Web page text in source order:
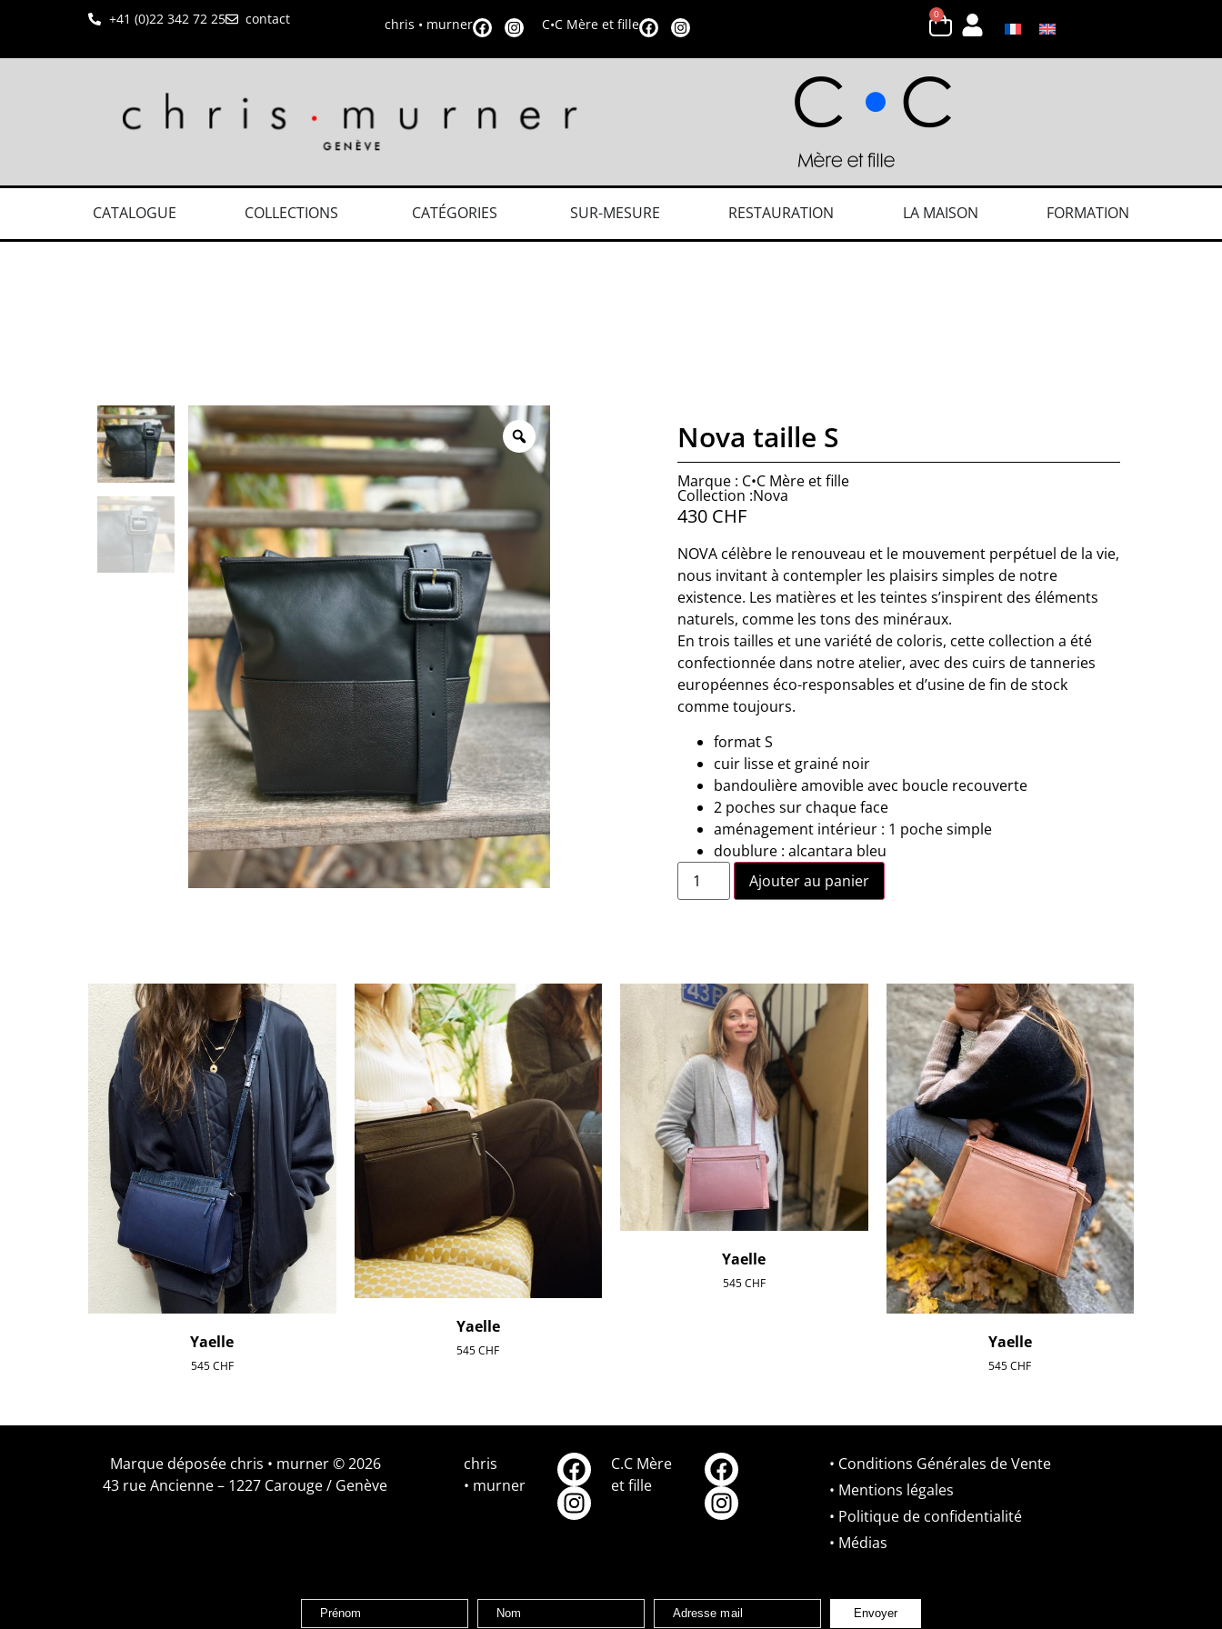
+41 (0)22 342 72 25 contact chris • murner C•C Mère et fille
0
CATALOGUE COLLECTIONS CATÉGORIES SUR-MESURE RESTAURATION LA MAISON FORMATION
Nova taille S
Marque : C•C Mère et fille
Collection :Nova
430 CHF
NOVA célèbre le renouveau et le mouvement perpétuel de la vie,
nous invitant à contempler les plaisirs simples de notre
existence. Les matières et les teintes s’inspirent des éléments
naturels, comme les tons des minéraux.
En trois tailles et une variété de coloris, cette collection a été
confectionnée dans notre atelier, avec des cuirs de tanneries
européennes éco-responsables et d’usine de fin de stock
comme toujours.
format S
cuir lisse et grainé noir
bandoulière amovible avec boucle recouverte
2 poches sur chaque face
aménagement intérieur : 1 poche simple
doublure : alcantara bleu
Ajouter au panier
Yaelle
545CHF
Yaelle
545CHF
Yaelle
545CHF
Yaelle
545CHF
Marque déposée chris • murner © 2026
43 rue Ancienne – 1227 Carouge / Genève
chris
• murner
C.C Mère
et fille
• Conditions Générales de Vente
• Mentions légales
• Politique de confidentialité
• Médias
Prénom Nom Adresse mail Envoyer